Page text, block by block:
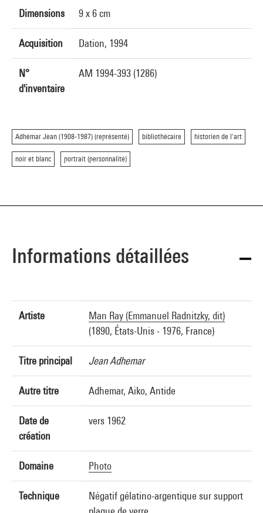
Dimensions 9 x 6 cm
Acquisition Dation, 1994
N°
d'inventaire
AM 1994-393 (1286)
Adhémar Jean (1908-1987) (représenté) bibliothécaire historien de l'art
noir et blanc portrait (personnalité)
Informations détaillées
Artiste
Man Ray (Emmanuel Radnitzky, dit)
(1890, États-Unis - 1976, France)
Titre principal Jean Adhemar
Autre titre Adhemar, Aiko, Antide
Date de
création
vers 1962
Domaine Photo
Technique
Négatif gélatino-argentique sur support